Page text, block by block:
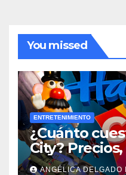
You missed
ENTRETENIMIENTO
¿Cuánto
City?
actividades
ANGÉLICA DELGADO